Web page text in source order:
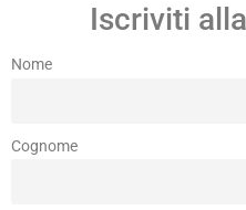
Iscriviti
Nome
Cognome